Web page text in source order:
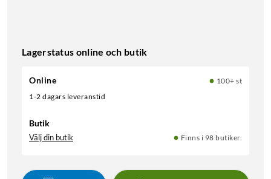
Lagerstatus online och butik
Online
100+ st
1-2 dagars leveranstid
Butik
Välj din butik Finns i 98 butiker.